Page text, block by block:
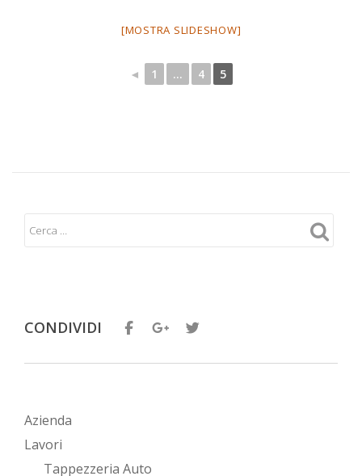
[MOSTRA SLIDESHOW]
◄ 1 ... 4 5
CONDIVIDI
Azienda
Lavori
Tappezzeria Auto